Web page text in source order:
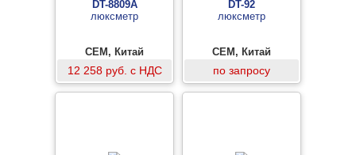
DT-8809A
люксметр
CEM, Китай
12 258 руб. с НДС
DT-92
люксметр
CEM, Китай
по запросу